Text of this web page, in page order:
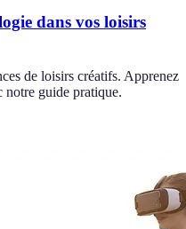
dans vos loisirs
de loisirs créatifs. Apprenez
notre guide pratique.